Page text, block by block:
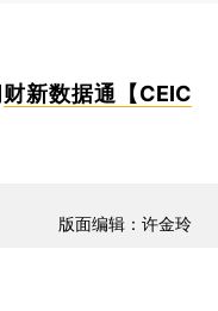
财新数据通【CEIC
版面编辑：许金玲